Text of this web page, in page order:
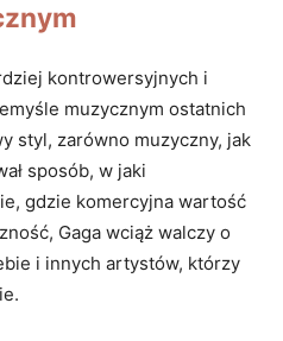
kontrowersyjnych ​i
muzycznym ostatnich
styl, ⁣zarówno muzyczny, jak
sposób, w jaki
⁤gdzie​ komercyjna wartość
Gaga wciąż⁣ walczy o
i ​innych ​artystów, którzy